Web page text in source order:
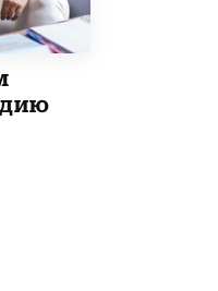
что
думать